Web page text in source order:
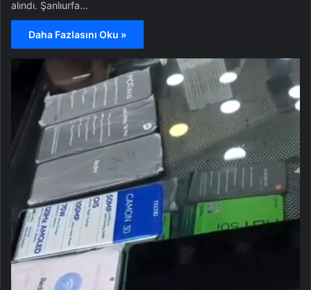
alındı. Şanlıurfa…
Daha Fazlasını Oku »